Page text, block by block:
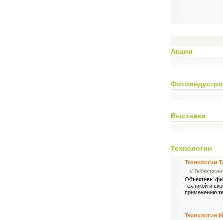
Акции
Выставки
Технологии
Технологии
// Технологии
Объективы
техникой и
применению
Технологии